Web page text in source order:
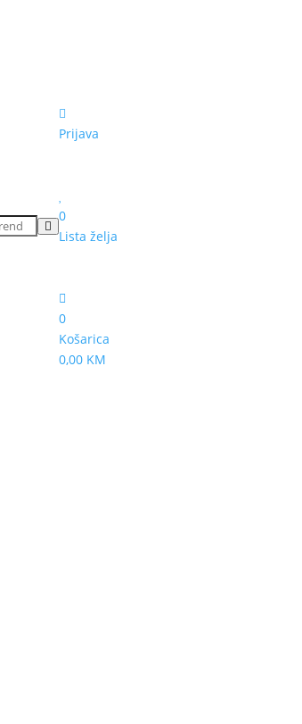
Prijava
0
Lista želja
0
Košarica
0,00 KM